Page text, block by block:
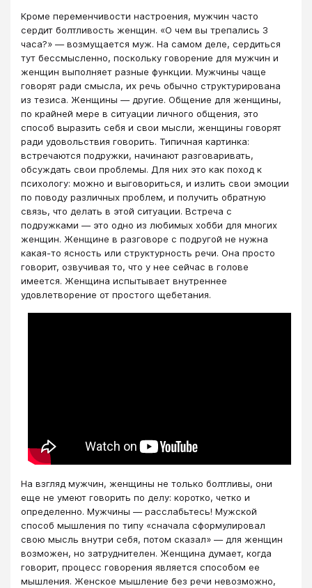
Кроме переменчивости настроения, мужчин часто
сердит болтливость женщин. «О чем вы трепались 3
часа?» — возмущается муж. На самом деле, сердиться
тут бессмысленно, поскольку говорение для мужчин и
женщин выполняет разные функции. Мужчины чаще
говорят ради смысла, их речь обычно структурирована
из тезиса. Женщины — другие. Общение для женщины,
по крайней мере в ситуации личного общения, это
способ выразить себя и свои мысли, женщины говорят
ради удовольствия говорить. Типичная картинка:
встречаются подружки, начинают разговаривать,
обсуждать свои проблемы. Для них это как поход к
психологу: можно и выговориться, и излить свои эмоции
по поводу различных проблем, и получить обратную
связь, что делать в этой ситуации. Встреча с
подружками — это одно из любимых хобби для многих
женщин. Женщине в разговоре с подругой не нужна
какая-то ясность или структурность речи. Она просто
говорит, озвучивая то, что у нее сейчас в голове
имеется. Женщина испытывает внутреннее
удовлетворение от простого щебетания.
На взгляд мужчин, женщины не только болтливы, они
еще не умеют говорить по делу: коротко, четко и
определенно. Мужчины — расслабьтесь! Мужской
способ мышления по типу «сначала сформулировал
свою мысль внутри себя, потом сказал» — для женщин
возможен, но затруднителен. Женщина думает, когда
говорит, процесс говорения является способом ее
мышления. Женское мышление без речи невозможно,